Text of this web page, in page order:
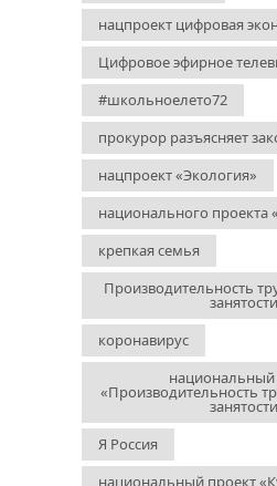
нацпроект цифровая
Цифровое эфирное
#школьноелето72
прокурор разъясняет
нацпроект «Экология»
национального проекта
крепкая семья
Производительность
коронавирус
национальный
«Производительность
Я Россия
национальный проект